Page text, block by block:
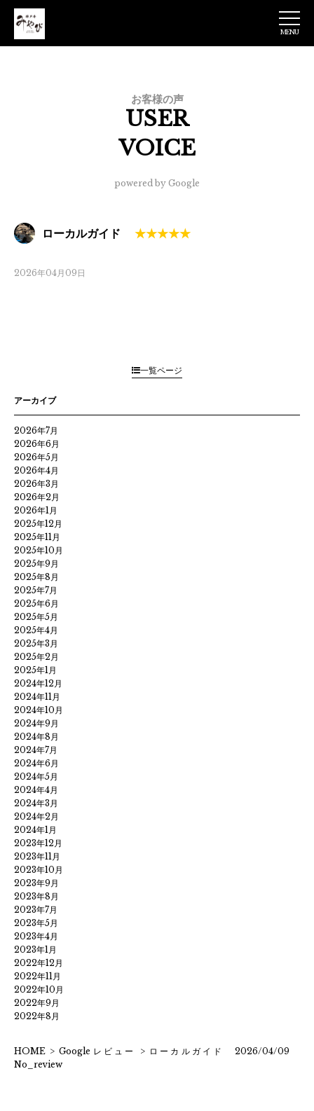
神戸牛みやび 日
MENU
お客様の声
USER
VOICE
powered by Google
ローカルガイド
2026年04月09日
一覧ページ
アーカイブ
2026年7月
2026年6月
2026年5月
2026年4月
2026年3月
2026年2月
2026年1月
2025年12月
2025年11月
2025年10月
2025年9月
2025年8月
2025年7月
2025年6月
2025年5月
2025年4月
2025年3月
2025年2月
2025年1月
2024年12月
2024年11月
2024年10月
2024年9月
2024年8月
2024年7月
2024年6月
2024年5月
2024年4月
2024年3月
2024年2月
2024年1月
2023年12月
2023年11月
2023年10月
2023年9月
2023年8月
2023年7月
2023年5月
2023年4月
2023年1月
2022年12月
2022年11月
2022年10月
2022年9月
2022年8月
HOME >Googleレビュー > ローカルガイド 2026/04/09
No_review